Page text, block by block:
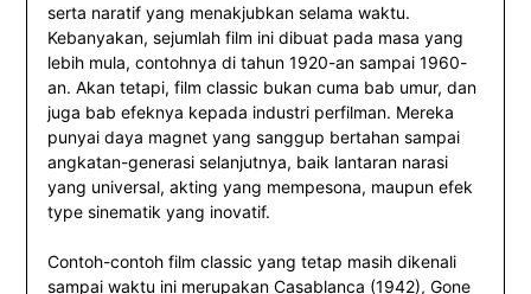
serta naratif yang menakjubkan selama waktu.
Kebanyakan, sejumlah film ini dibuat pada masa yang
lebih mula, contohnya di tahun 1920-an sampai 1960-
an. Akan tetapi, film classic bukan cuma bab umur, dan
juga bab efeknya kepada industri perfilman. Mereka
punyai daya magnet yang sanggup bertahan sampai
angkatan-generasi selanjutnya, baik lantaran narasi
yang universal, akting yang mempesona, maupun efek
type sinematik yang inovatif.
Contoh-contoh film classic yang tetap masih dikenali
sampai waktu ini merupakan Casablanca (1942), Gone